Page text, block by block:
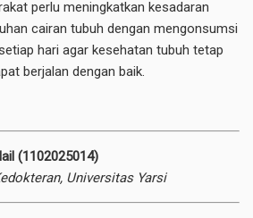
perlu meningkatkan kesadaran
cairan tubuh dengan mengonsumsi
hari agar kesehatan tubuh tetap
berjalan dengan baik.
(1102025014)
Universitas Yarsi